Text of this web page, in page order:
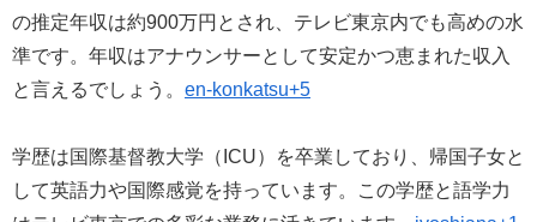
の推定年収は約900万円とされ、テレビ東京内でも高めの水
準です。年収はアナウンサーとして安定かつ恵まれた収入
と言えるでしょう。 en-konkatsu+5
学歴は国際基督教大学（ICU）を卒業しており、帰国子女と
して英語力や国際感覚を持っています。この学歴と語学力